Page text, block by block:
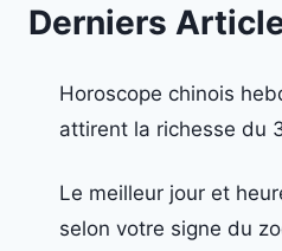
Derniers
Horoscope chinois
attirent la richesse du
Le meilleur jour et
selon votre signe du